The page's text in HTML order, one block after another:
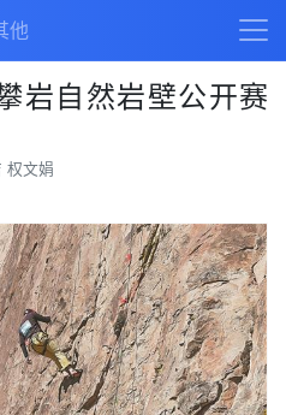
他
岩自然岩壁公开赛
权文娟